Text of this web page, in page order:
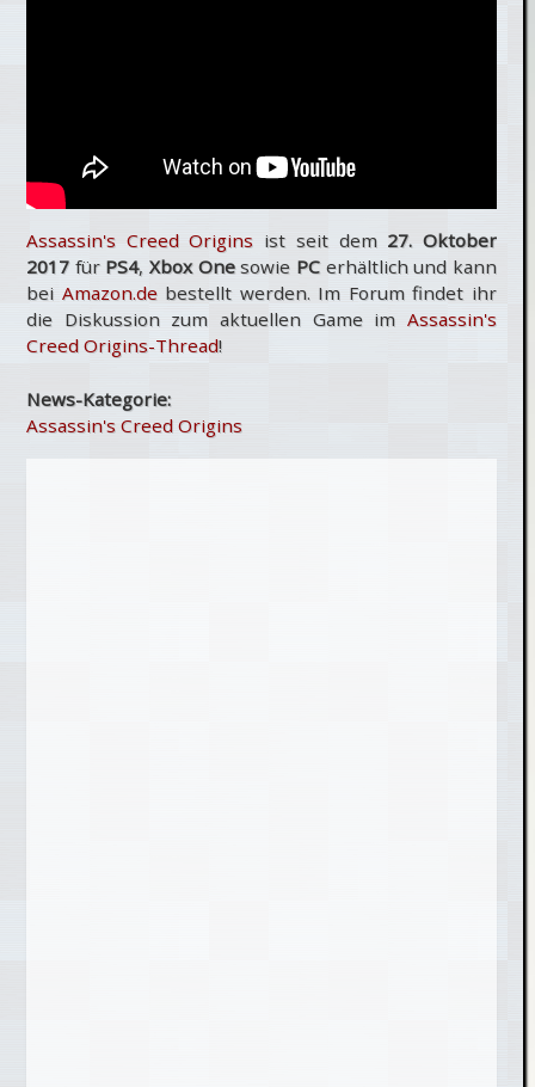
Assassin's Creed Origins ist seit dem 27. Oktober
2017 für PS4,Xbox Onesowie PCerhältlich und kann
bei Amazon.debestellt werden. Im Forum findet ihr
die Diskussion zum aktuellen Game im Assassin's
Creed Origins-Thread!
News-Kategorie:
Assassin's Creed Origins